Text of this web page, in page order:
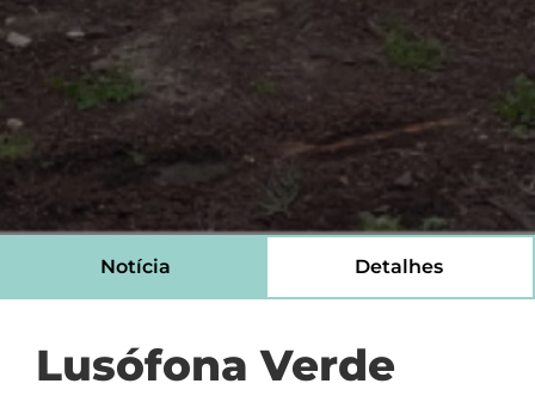
Notícia Detalhes
Lusófona Verde